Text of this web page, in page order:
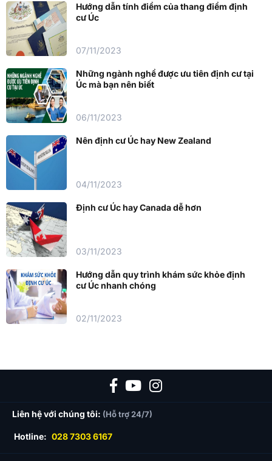
Hướng dẫn tính điểm của thang điểm định
cư Úc
07/11/2023
Những ngành nghề được ưu tiên định cư tại
Úc mà bạn nên biết
06/11/2023
Nên định cư Úc hay New Zealand
04/11/2023
Định cư Úc hay Canada dễ hơn
03/11/2023
Hướng dẫn quy trình khám sức khỏe định
cư Úc nhanh chóng
02/11/2023
Liên hệ với chúng tôi: (Hỗ trợ 24/7)
Hotline: 028 7303 6167